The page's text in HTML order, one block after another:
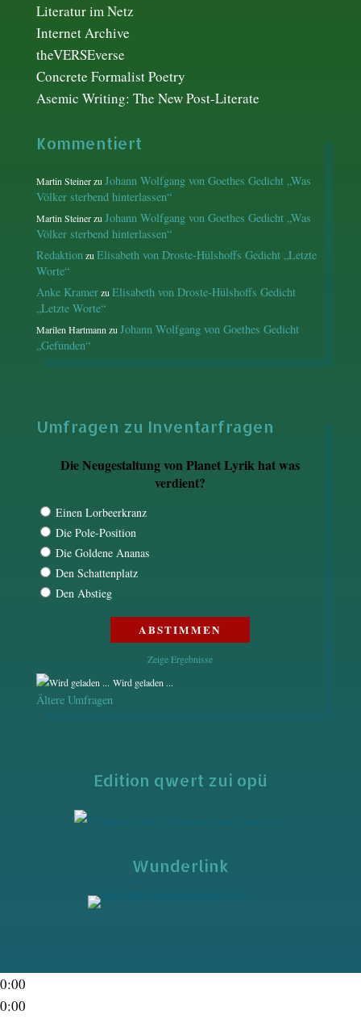
Literatur im Netz
Internet Archive
theVERSEverse
Concrete Formalist Poetry
Asemic Writing: The New Post-Literate
Kommentiert
Martin SteinerzuJohann Wolfgang von Goethes Gedicht „Was
Völker sterbend hinterlassen“
Martin SteinerzuJohann Wolfgang von Goethes Gedicht „Was
Völker sterbend hinterlassen“
RedaktionzuElisabeth von Droste-Hülshoffs Gedicht „Letzte
Worte“
Anke KramerzuElisabeth von Droste-Hülshoffs Gedicht
„Letzte Worte“
Marilen HartmannzuJohann Wolfgang von Goethes Gedicht
„Gefunden“
Umfragen zu Inventarfragen
Die Neugestaltung von Planet Lyrik hat was
verdient?
Einen Lorbeerkranz
Die Pole-Position
Die Goldene Ananas
Den Schattenplatz
Den Abstieg
Zeige Ergebnisse
Wird geladen ...
Ältere Umfragen
Edition qwert zui opü
Wunderlink
0:00
0:00